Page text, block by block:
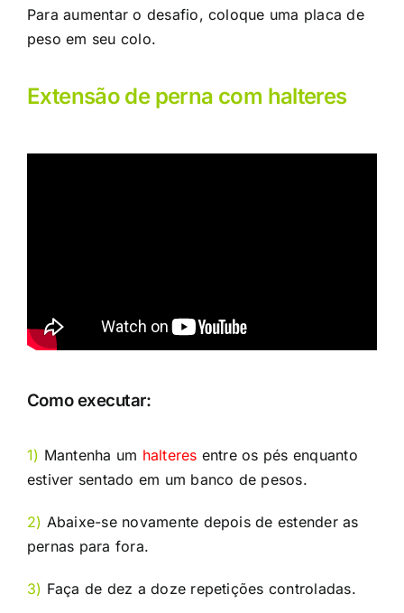
Para aumentar o desafio, coloque uma placa de
peso em seu colo.
Extensão de perna com halteres
Como executar:
1) Mantenha um halteres entre os pés enquanto
estiver sentado em um banco de pesos.
2) Abaixe-se novamente depois de estender as
pernas para fora.
3) Faça de dez a doze repetições controladas.